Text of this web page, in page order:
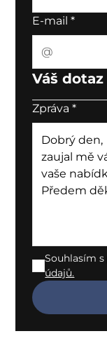
E-mail*
Váš dotaz
Zpráva*
Souhlasím s
údajů.